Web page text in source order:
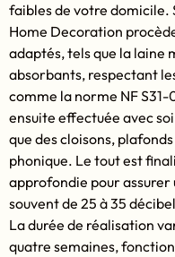
faibles de votre domicile.
Home Decoration
adaptés, tels que la laine
absorbants, respectant
comme la norme NF
ensuite effectuée avec
que des cloisons,
phonique. Le tout est
approfondie pour
souvent de 25 à 35
La durée de réalisation
quatre semaines,